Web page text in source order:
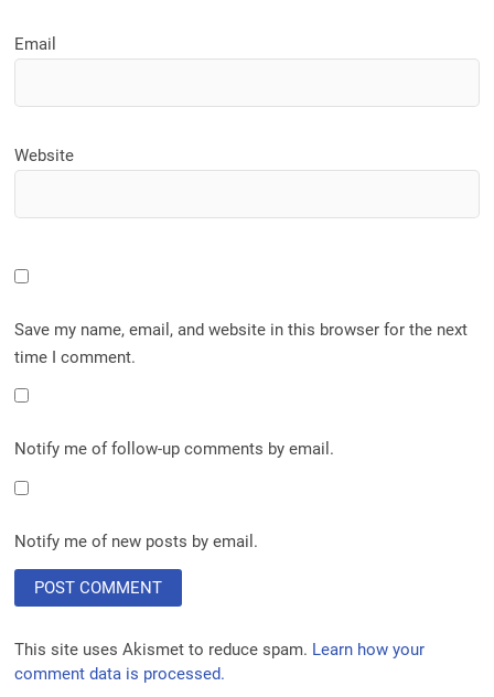
Email
Website
Save my name, email, and website in this browser for the next
time I comment.
Notify me of follow-up comments by email.
Notify me of new posts by email.
This site uses Akismet to reduce spam. Learn how your
comment data is processed.